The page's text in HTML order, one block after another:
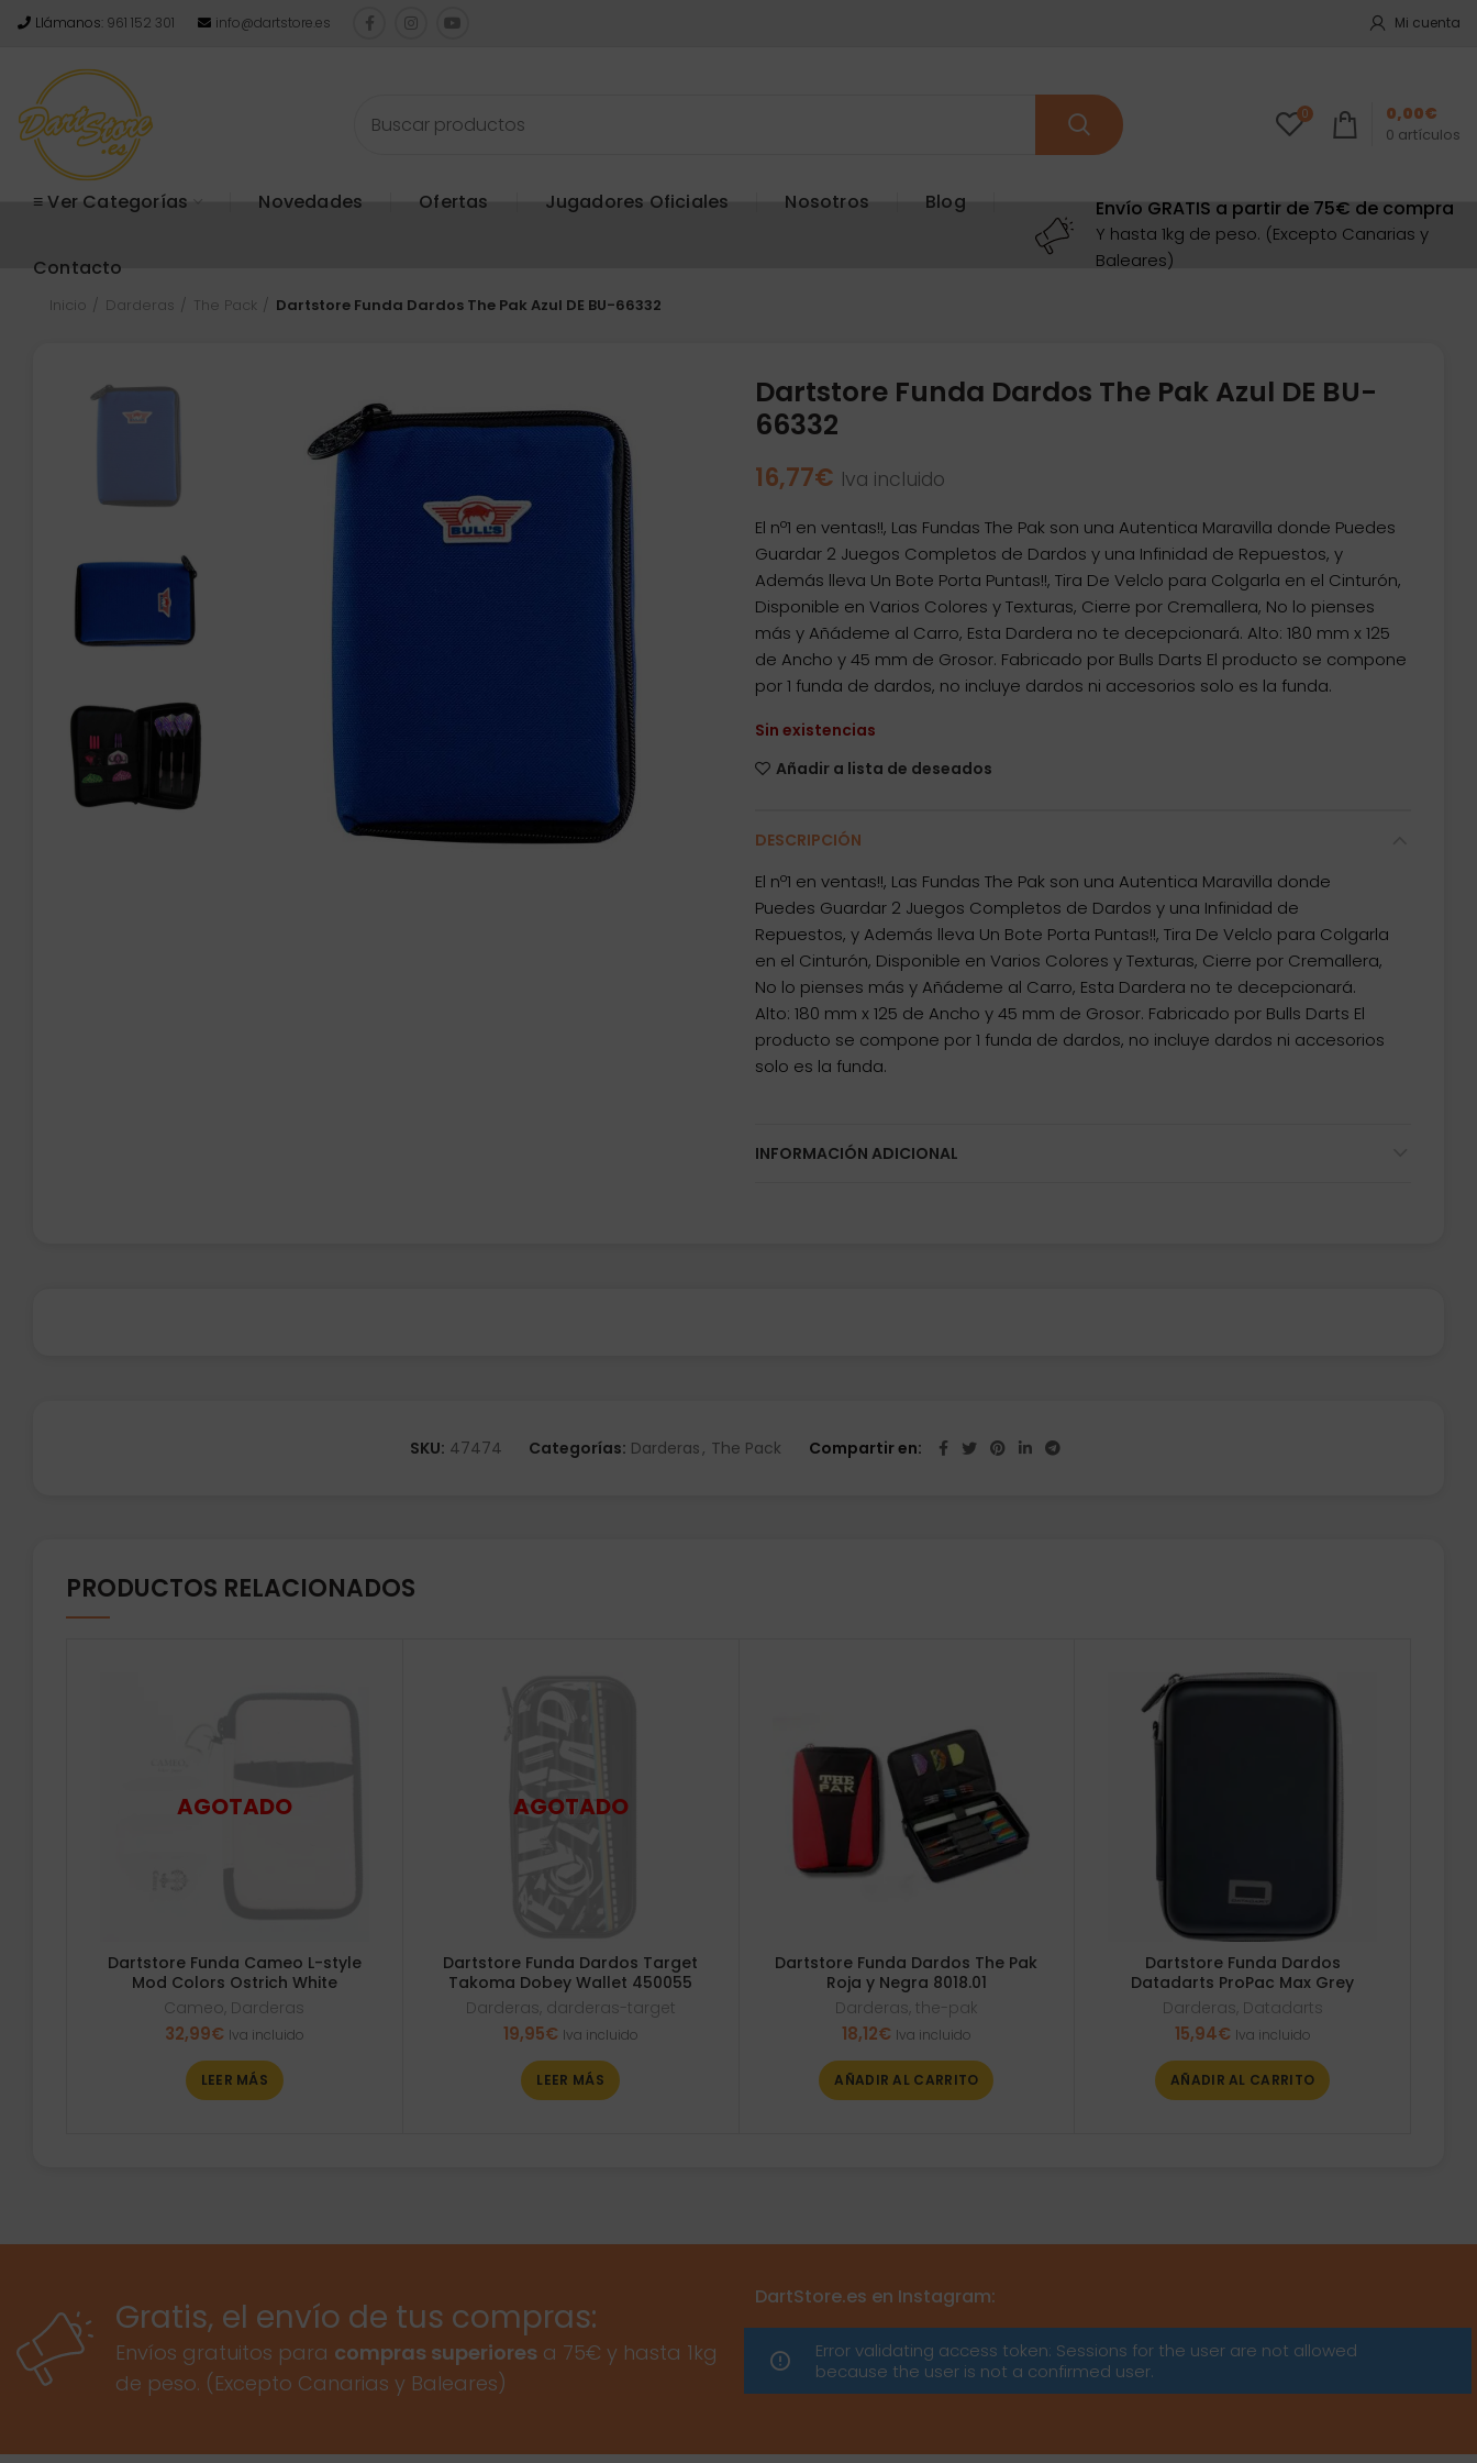
Llámanos: 961 152 301 info@dartstore.es Mi cuenta
0
0 artículos
0,00€
≡ Ver Categorías Novedades Ofertas Jugadores Oficiales Nosotros Blog
Contacto
Envío GRATIS a partir de 75€ de compra
Y hasta 1kg de peso. (Excepto Canarias y
Baleares)
Inicio Darderas The Pack Dartstore Funda Dardos The Pak Azul DE BU-66332
Dartstore Funda Dardos The Pak Azul DE BU-
66332
16,77€ Iva incluido
El nº1 en ventas!!, Las Fundas The Pak son una Autentica Maravilla donde Puedes
Guardar 2 Juegos Completos de Dardos y una Infinidad de Repuestos, y
Además lleva Un Bote Porta Puntas!!, Tira De Velclo para Colgarla en el Cinturón,
Disponible en Varios Colores y Texturas, Cierre por Cremallera, No lo pienses
más y Añádeme al Carro, Esta Dardera no te decepcionará. Alto: 180 mm x 125
de Ancho y 45 mm de Grosor. Fabricado por Bulls Darts El producto se compone
por 1 funda de dardos, no incluye dardos ni accesorios solo es la funda.
Sin existencias
Añadir a lista de deseados
DESCRIPCIÓN
El nº1 en ventas!!, Las Fundas The Pak son una Autentica Maravilla donde
Puedes Guardar 2 Juegos Completos de Dardos y una Infinidad de
Repuestos, y Además lleva Un Bote Porta Puntas!!, Tira De Velclo para Colgarla
en el Cinturón, Disponible en Varios Colores y Texturas, Cierre por Cremallera,
No lo pienses más y Añádeme al Carro, Esta Dardera no te decepcionará.
Alto: 180 mm x 125 de Ancho y 45 mm de Grosor. Fabricado por Bulls Darts El
producto se compone por 1 funda de dardos, no incluye dardos ni accesorios
solo es la funda.
INFORMACIÓN ADICIONAL
SKU: 47474 Categorías: Darderas, The Pack Compartir en
PRODUCTOS RELACIONADOS
Dartstore Funda Cameo L-style
Mod Colors Ostrich White
Cameo, Darderas
32,99€ Iva incluido
LEER MÁS
Dartstore Funda Dardos Target
Takoma Dobey Wallet 450055
Darderas, darderas-target
19,95€ Iva incluido
LEER MÁS
Dartstore Funda Dardos The Pak
Roja y Negra 8018.01
Darderas, the-pak
18,12€ Iva incluido
AÑADIR AL CARRITO
Dartstore Funda Dardos
Datadarts ProPac Max Grey
Darderas, Datadarts
15,94€ Iva incluido
AÑADIR AL CARRITO
Gratis, el envío de tus compras:
Envíos gratuitos para compras superiores a 75€ y hasta 1kg
de peso. (Excepto Canarias y Baleares)
DartStore.es en Instagram:
Error validating access token: Sessions for the user are not allowed
because the user is not a confirmed user.